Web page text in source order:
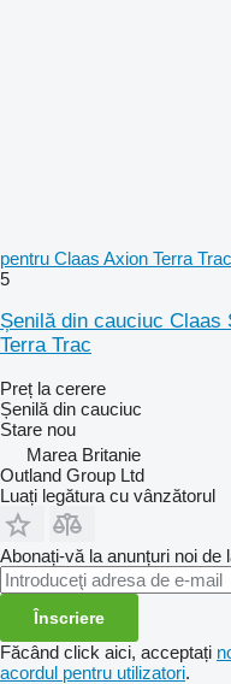
pentru Claas Axion Terra Trac
5
Șenilă din cauciuc Claas
Terra Trac
Preț la cerere
Șenilă din cauciuc
Stare nou
Marea Britanie
Outland Group Ltd
Luați legătura cu vânzătorul
Abonați-vă la anunțuri noi de
Înscriere
Făcând click aici, acceptați
acordul pentru utilizatori.